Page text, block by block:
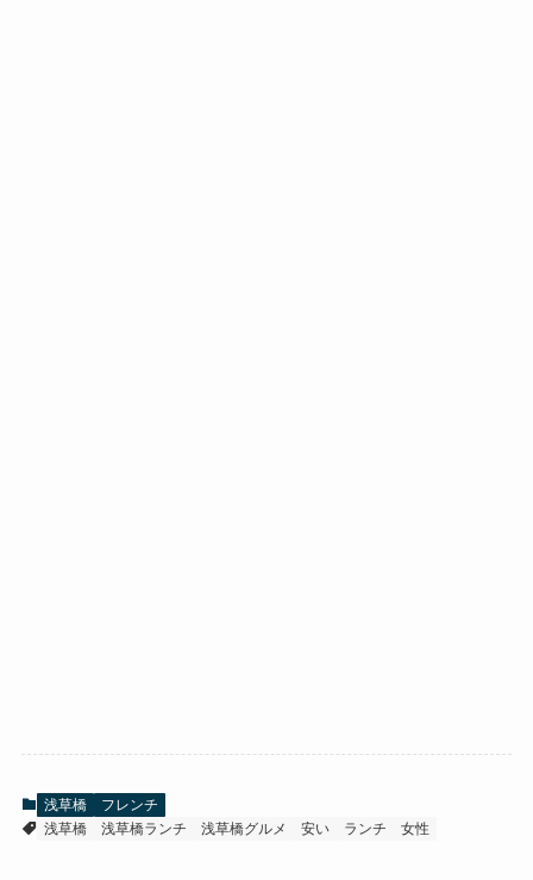
浅草橋
フレンチ
浅草橋
浅草橋ランチ 浅草橋グルメ 安い ランチ 女性